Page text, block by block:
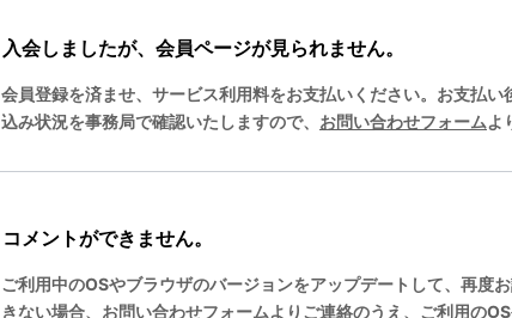
入会しましたが、会員ページが見られません。
会員登録を済ませ、サービス利用料をお支払いください。お支払い
込み状況を事務局で確認いたしますので、 お問い合わせフォームよ
コメントができません。
ご利用中のOSやブラウザのバージョンをアップデートして、再度
きない場合、 お問い合わせフォームよりご連絡のうえ、ご利用の